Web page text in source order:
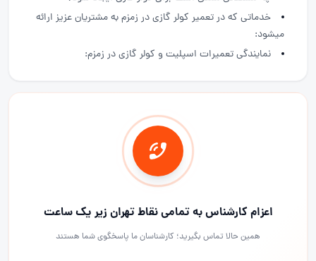
خدماتی که در تعمیر کولر گازی در زمزم به مشتریان عزیز ارائه
میشود:
نمایندگی تعمیرات اسپلیت و کولر گازی در زمزم:
اعزام کارشناس به تمامی نقاط تهران زیر یک ساعت
همین حالا تماس بگیرید؛ کارشناسان ما پاسخگوی شما هستند